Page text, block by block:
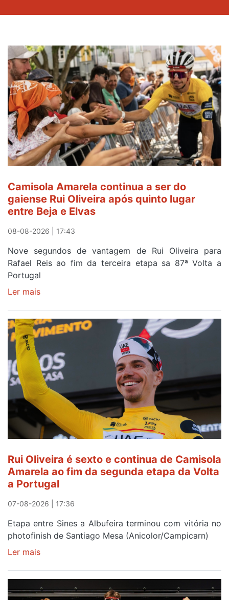
Camisola Amarela continua a ser do
gaiense Rui Oliveira após quinto lugar
entre Beja e Elvas
08-08-2026 | 17:43
Nove segundos de vantagem de Rui Oliveira para
Rafael Reis ao fim da terceira etapa sa 87ª Volta a
Portugal
Ler mais
continua
a
ser
do
gaiense
Rui
Oliveira
após
quinto
lugar
Beja
e
Elvas
Rui Oliveira é sexto e continua de Camisola
Amarela ao fim da segunda etapa da Volta
a Portugal
07-08-2026 | 17:36
Etapa entre Sines a Albufeira terminou com vitória no
photofinish de Santiago Mesa (Anicolor/Campicarn)
Ler mais
Oliveira
é